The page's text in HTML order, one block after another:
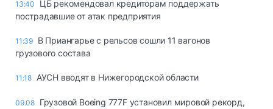
13:40
ЦБ рекомендовал кредиторам поддержать
пострадавшие от атак предприятия
11:39 В Приангарье с рельсов сошли 11 вагонов
грузового состава
11:18 АУСН вводят в Нижегородской области
09.08 Грузовой Boeing 777F установил мировой рекорд,